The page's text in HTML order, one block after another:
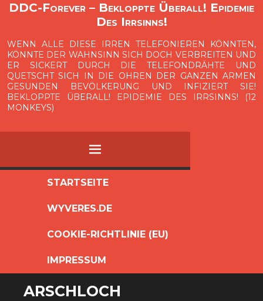
DDC-Forever – Bekloppte Überall! Epidemie
Des Irrsinns!
WENN ALLE DIESE IRREN TELEFONIEREN KÖNNTEN,
KÖNNTE DER WAHNSINN SICH DOCH VERBREITEN UND
ER SICKERT DURCH DIE TELEFONDRÄHTE UND
QUETSCHT SICH IN DIE OHREN DER GANZEN ARMEN
GESUNDEN BEVÖLKERUNG UND INFIZIERT SIE!
BEKLOPPTE ÜBERALL! EPIDEMIE DES IRRSINNS! (12
MONKEYS)
MENÜ
SPRINGEN
STARTSEITE
WYVERES.DE
COOKIE-RICHTLINIE (EU)
IMPRESSUM
ARSCHLOCH